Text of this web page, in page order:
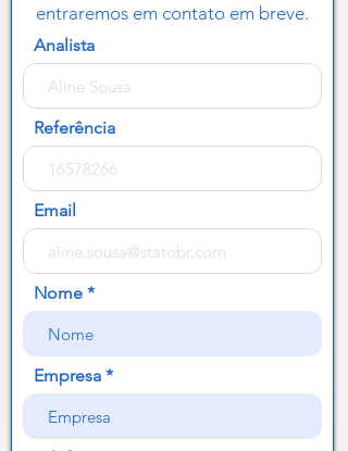
entraremos em contato em breve.
Analista
Referência
Email
Nome
Empresa